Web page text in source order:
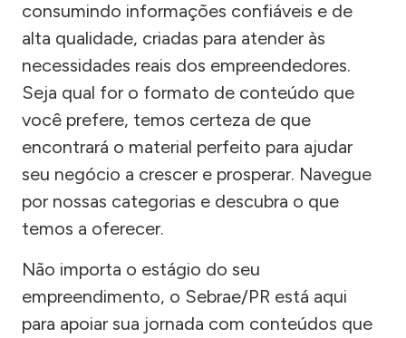
consumindo informações confiáveis e de
alta qualidade, criadas para atender às
necessidades reais dos empreendedores.
Seja qual for o formato de conteúdo que
você prefere, temos certeza de que
encontrará o material perfeito para ajudar
seu negócio a crescer e prosperar. Navegue
por nossas categorias e descubra o que
temos a oferecer.
Não importa o estágio do seu
empreendimento, o Sebrae/PR está aqui
para apoiar sua jornada com conteúdos que